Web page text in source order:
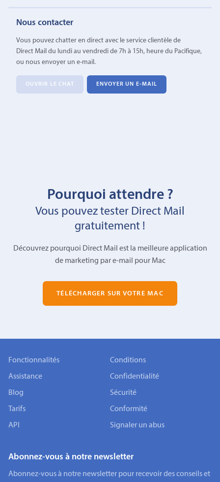
Nous contacter
Vous pouvez chatter en direct avec le service clientèle de
Direct Mail du lundi au vendredi de 7h à 15h, heure du Pacifique,
ou nous envoyer un e-mail.
OUVRIR LE CHAT ENVOYER UN E-MAIL
Pourquoi attendre ?
Vous pouvez tester Direct Mail
gratuitement !
Découvrez pourquoi Direct Mail est la meilleure application
de marketing par e-mail pour Mac
TÉLÉCHARGER SUR VOTRE MAC
Fonctionnalités
Assistance
Blog
Tarifs
API
Conditions
Confidentialité
Sécurité
Conformité
Signaler un abus
Abonnez-vous à notre newsletter
Abonnez-vous à notre newsletter pour recevoir des conseils et